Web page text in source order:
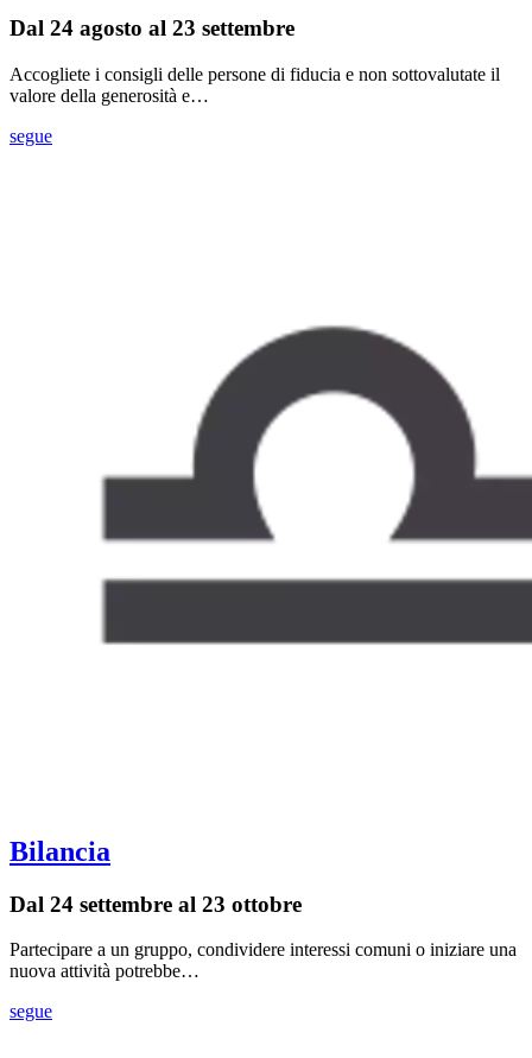
Dal 24 agosto al 23 settembre
Accogliete i consigli delle persone di fiducia e non sottovalutate il
valore della generosità e…
segue
Bilancia
Dal 24 settembre al 23 ottobre
Partecipare a un gruppo, condividere interessi comuni o iniziare una
nuova attività potrebbe…
segue